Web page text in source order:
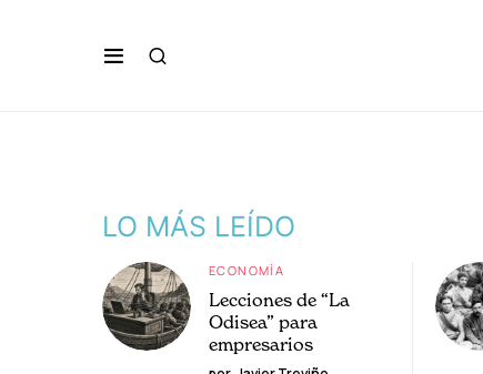
LO MÁS LEÍDO
ECONOMÍA
Lecciones de “La
Odisea” para
empresarios